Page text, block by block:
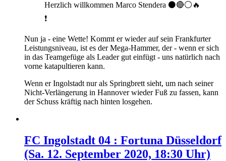
Herzlich willkommen Marco Stendera ⚫🔴⚪🔥
❗
Nun ja - eine Wette! Kommt er wieder auf sein Frankfurter
Leistungsniveau, ist es der Mega-Hammer, der - wenn er sich
in das Teamgefüge als Leader gut einfügt - uns natürlich nach
vorne katapultieren kann.
Wenn er Ingolstadt nur als Springbrett sieht, um nach seiner
Nicht-Verlängerung in Hannover wieder Fuß zu fassen, kann
der Schuss kräftig nach hinten losgehen.
FC Ingolstadt 04 : Fortuna Düsseldorf
(Sa. 12. September 2020, 18:30 Uhr)